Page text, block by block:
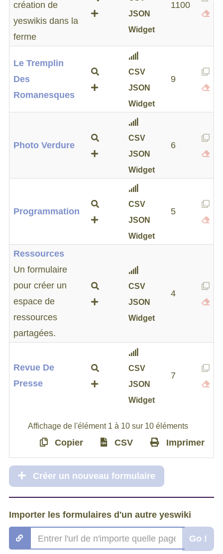
création de
yeswikis dans la
ferme
JSON
Widget
1100
Le Tremplin
Des
Romanesques
CSV
JSON
Widget
9
Photo Verdure
CSV
JSON
Widget
6
Programmation
CSV
JSON
Widget
5
Ressources
Un formulaire
pour créer un
espace de
ressources
partagées.
CSV
JSON
Widget
4
Revue De
Presse
CSV
JSON
Widget
7
Affichage de l'élément 1 à 10 sur 10 éléments
Copier CSV Imprimer
Créer un nouveau formulaire
Importer les formulaires d'un autre yeswiki
Go !